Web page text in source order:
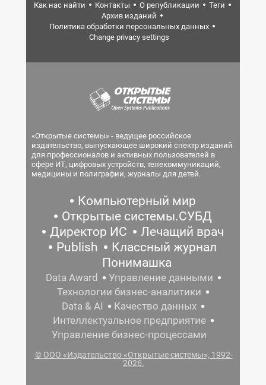
Как нас найти
Контакты О републикации
Теги
Архив изданий
Политика обработки персональных данных
Change privacy settings
«Открытые системы» - ведущее российское
издательство, выпускающее широкий спектр изданий
для профессионалов и активных пользователей в
сфере ИТ, цифровых устройств, телекоммуникаций,
медицины и полиграфии, журналы для детей.
Компьютерный мир
Открытые системы.СУБД
Директор ИС
Лечащий врач
Publish
Классный журнал
Понимашка
Data Award
Управление данными
Технологии бизнес-аналитики
Data & AI
Качество данных
Интеллектуальное предприятие
Управление бизнес-процессами
© ООО «Издательство «Открытые системы», 1992-
2026.